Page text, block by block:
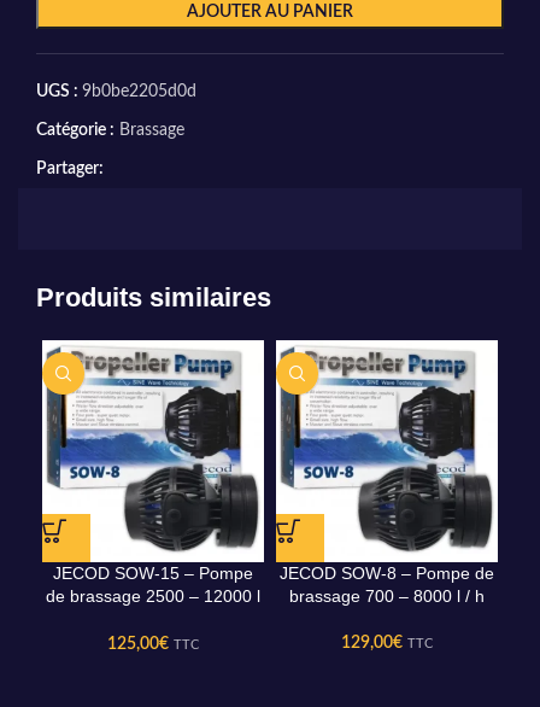
AJOUTER AU PANIER
UGS : 9b0be2205d0d
Catégorie : Brassage
Partager:
Produits similaires
JECOD SOW-15 – Pompe
de brassage 2500 – 12000 l
125,00€ TTC
JECOD SOW-8 – Pompe de
brassage 700 – 8000 l / h
129,00€ TTC